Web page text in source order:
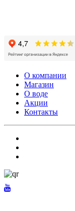
О компании
Магазин
О воде
Акции
Контакты